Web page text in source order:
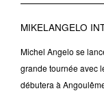
MIKELANGELO
Michel Angelo se
grande tournée avec
débutera à